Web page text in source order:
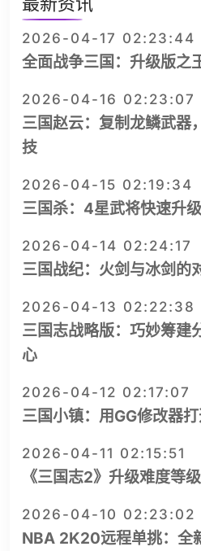
2026-04-17 02:23:44
全面战争三国：升级版之
2026-04-16 02:23:07
三国赵云：复制龙鳞武器
技
2026-04-15 02:19:34
三国杀：4星武将快速升
2026-04-14 02:24:17
三国战纪：火剑与冰剑的
2026-04-13 02:22:38
三国志战略版：巧妙筹建
心
2026-04-12 02:17:07
三国小镇：用GG修改器
2026-04-11 02:15:51
《三国志2》升级难度等
2026-04-10 02:23:02
NBA 2K20远程单挑：全